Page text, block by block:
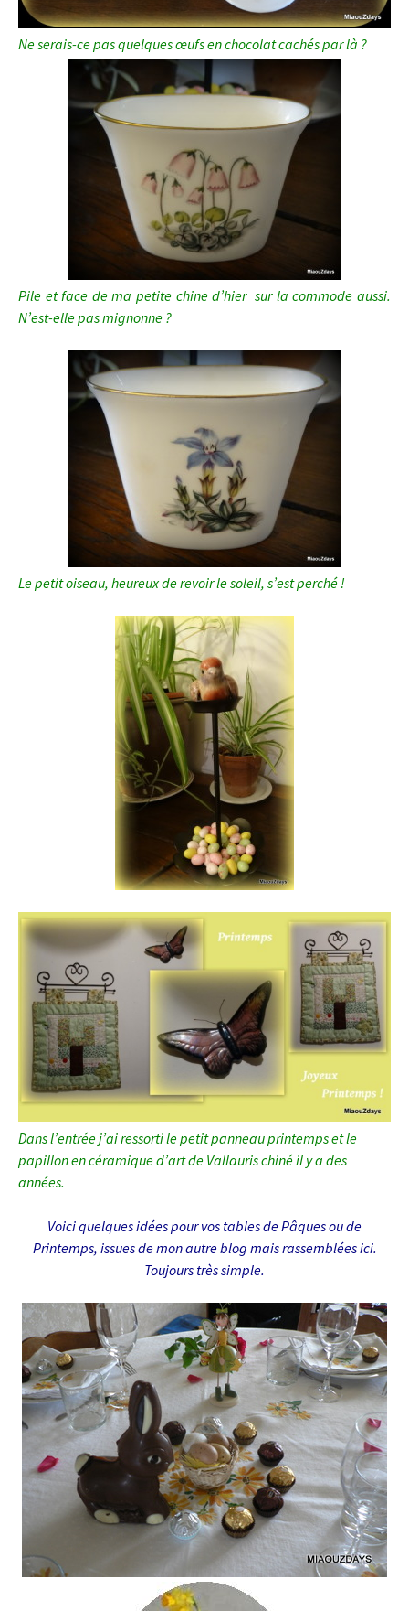
Ne serais-ce pas quelques œufs en chocolat cachés par là ?
Pile et face de ma petite chine d’hier sur la commode aussi.
N’est-elle pas mignonne ?
Le petit oiseau, heureux de revoir le soleil, s’est perché !
Dans l’entrée j’ai ressorti le petit panneau printemps et le
papillon en céramique d’art de Vallauris chiné il y a des
années.
Voici quelques idées pour vos tables de Pâques ou de
Printemps, issues de mon autre blog mais rassemblées ici.
Toujours très simple.